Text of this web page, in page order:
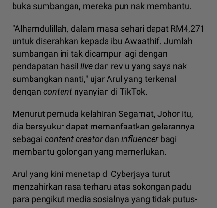
buka sumbangan, mereka pun nak membantu.
"Alhamdulillah, dalam masa sehari dapat RM4,271
untuk diserahkan kepada ibu Awaathif. Jumlah
sumbangan ini tak dicampur lagi dengan
pendapatan hasil live dan reviu yang saya nak
sumbangkan nanti," ujar Arul yang terkenal
dengan content nyanyian di TikTok.
Menurut pemuda kelahiran Segamat, Johor itu,
dia bersyukur dapat memanfaatkan gelarannya
sebagai content creatordan influencerbagi
membantu golongan yang memerlukan.
Arul yang kini menetap di Cyberjaya turut
menzahirkan rasa terharu atas sokongan padu
para pengikut media sosialnya yang tidak putus-